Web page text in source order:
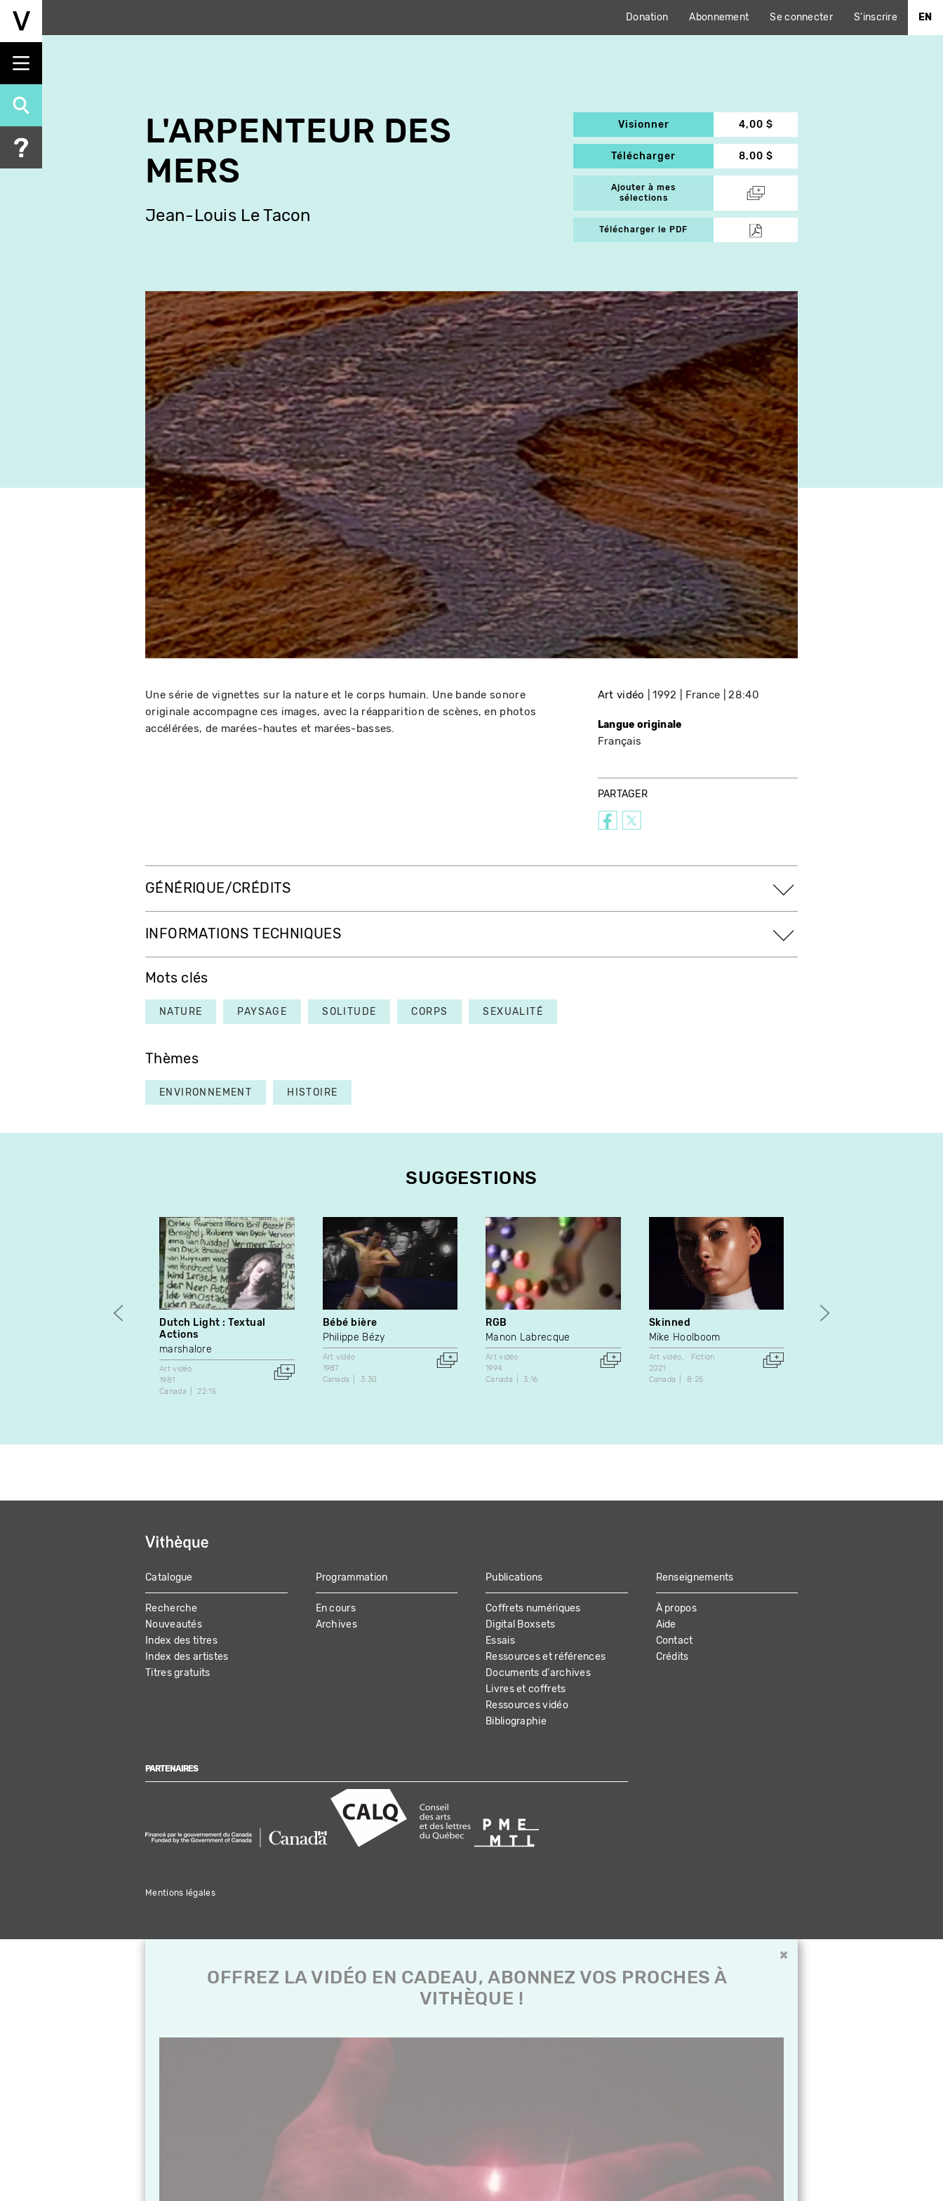
Aller
principal
Donation Abonnement Se connecter S'inscrire EN
L'ARPENTEUR DES
MERS
Jean-Louis Le Tacon
Visionner 4,00 $
Télécharger 8,00 $
Ajouter à mes
sélections
Télécharger le PDF
Une série de vignettes sur la nature et le corps humain. Une bande sonore
originale accompagne ces images, avec la réapparition de scènes, en photos
accélérées, de marées-hautes et marées-basses.
Art vidéo 1992 France 28:40
Langue originale
Français
PARTAGER
GÉNÉRIQUE/CRÉDITS
INFORMATIONS TECHNIQUES
Mots clés
NATURE PAYSAGE SOLITUDE CORPS SEXUALITÉ
Thèmes
ENVIRONNEMENT HISTOIRE
SUGGESTIONS
Dutch Light : Textual
Actions
marshalore
Art vidéo
1981
Canada
22:15
Bébé bière
Philippe Bézy
Art vidéo
1987
Canada
3:30
RGB
Manon Labrecque
Art vidéo
1994
Canada
3:16
Skinned
Mike Hoolboom
Art vidéo
Fiction
2021
Canada
8:25
Solstice
MAIN
NAVIGATION
Catalogue
Recherche
Nouveautés
Index des titres
Index des artistes
Titres gratuits
Programmation
En cours
Archives
Publications
Coffrets numériques
Digital Boxsets
Essais
Ressources et références
Documents d'archives
Livres et coffrets
Ressources vidéo
Bibliographie
Renseignements
À propos
Aide
Contact
Crédits
PARTENAIRES
Mentions légales